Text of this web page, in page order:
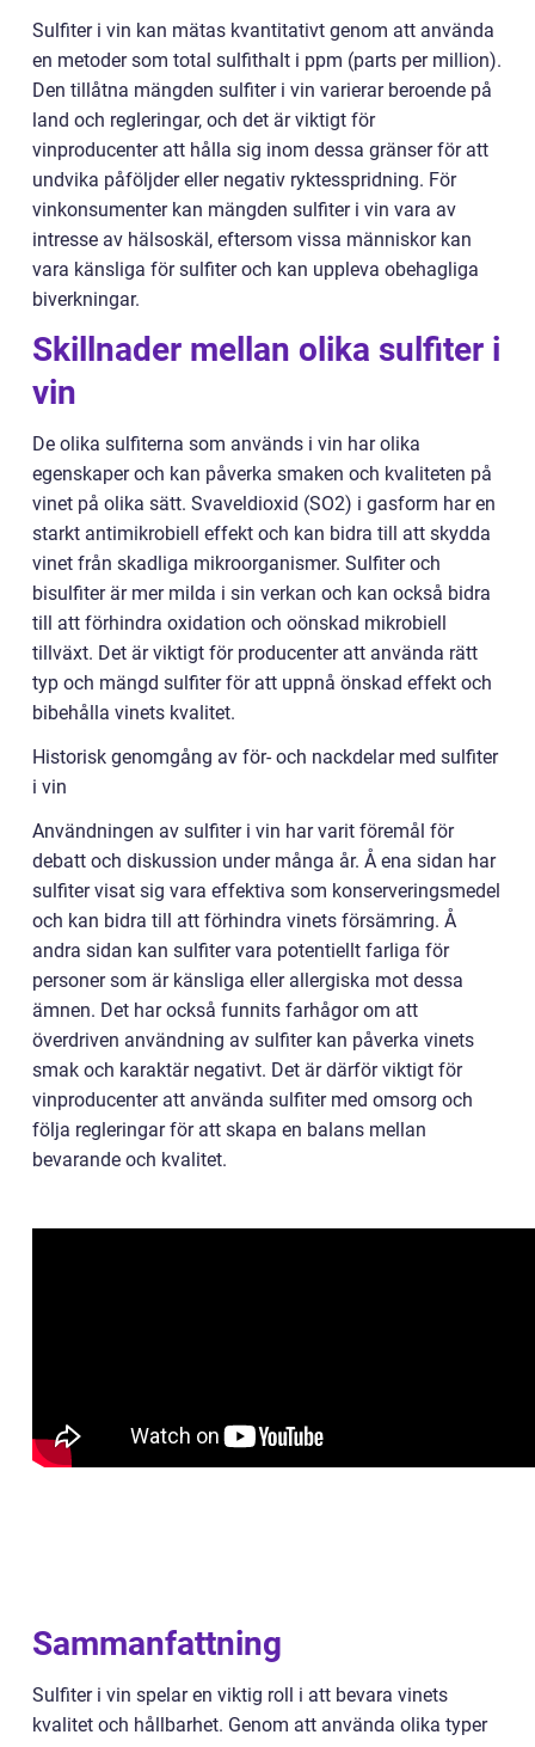
Sulfiter i vin kan mätas kvantitativt genom att använda
en metoder som total sulfithalt i ppm (parts per million).
Den tillåtna mängden sulfiter i vin varierar beroende på
land och regleringar, och det är viktigt för
vinproducenter att hålla sig inom dessa gränser för att
undvika påföljder eller negativ ryktesspridning. För
vinkonsumenter kan mängden sulfiter i vin vara av
intresse av hälsoskäl, eftersom vissa människor kan
vara känsliga för sulfiter och kan uppleva obehagliga
biverkningar.
Skillnader mellan olika sulfiter i
vin
De olika sulfiterna som används i vin har olika
egenskaper och kan påverka smaken och kvaliteten på
vinet på olika sätt. Svaveldioxid (SO2) i gasform har en
starkt antimikrobiell effekt och kan bidra till att skydda
vinet från skadliga mikroorganismer. Sulfiter och
bisulfiter är mer milda i sin verkan och kan också bidra
till att förhindra oxidation och oönskad mikrobiell
tillväxt. Det är viktigt för producenter att använda rätt
typ och mängd sulfiter för att uppnå önskad effekt och
bibehålla vinets kvalitet.
Historisk genomgång av för- och nackdelar med sulfiter
i vin
Användningen av sulfiter i vin har varit föremål för
debatt och diskussion under många år. Å ena sidan har
sulfiter visat sig vara effektiva som konserveringsmedel
och kan bidra till att förhindra vinets försämring. Å
andra sidan kan sulfiter vara potentiellt farliga för
personer som är känsliga eller allergiska mot dessa
ämnen. Det har också funnits farhågor om att
överdriven användning av sulfiter kan påverka vinets
smak och karaktär negativt. Det är därför viktigt för
vinproducenter att använda sulfiter med omsorg och
följa regleringar för att skapa en balans mellan
bevarande och kvalitet.
Sammanfattning
Sulfiter i vin spelar en viktig roll i att bevara vinets
kvalitet och hållbarhet. Genom att använda olika typer